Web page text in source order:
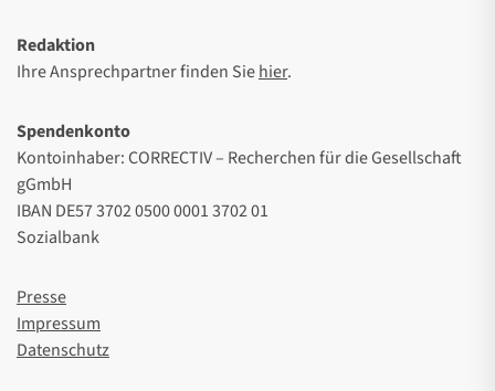
Redaktion
Ihre Ansprechpartner finden Siehier.
Spendenkonto
Kontoinhaber: CORRECTIV – Recherchen für die Gesellschaft
gGmbH
IBAN DE57 3702 0500 0001 3702 01
Sozialbank
Presse
Impressum
Datenschutz